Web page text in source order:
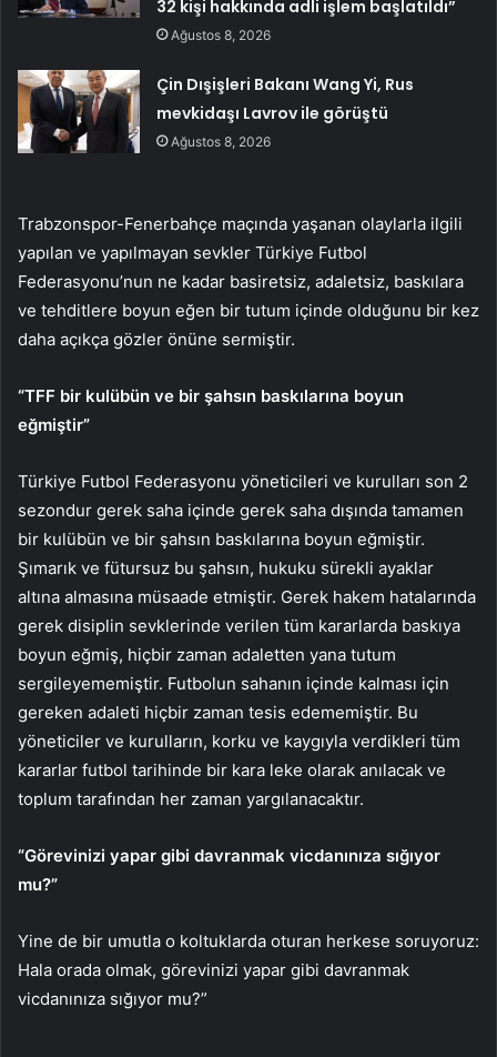
32 kişi hakkında adli işlem başlatıldı”
Ağustos 8, 2026
Çin Dışişleri Bakanı Wang Yi, Rus
mevkidaşı Lavrov ile görüştü
Ağustos 8, 2026
Trabzonspor-Fenerbahçe maçında yaşanan olaylarla ilgili
yapılan ve yapılmayan sevkler Türkiye Futbol
Federasyonu’nun ne kadar basiretsiz, adaletsiz, baskılara
ve tehditlere boyun eğen bir tutum içinde olduğunu bir kez
daha açıkça gözler önüne sermiştir.
“TFF bir kulübün ve bir şahsın baskılarına boyun
eğmiştir”
Türkiye Futbol Federasyonu yöneticileri ve kurulları son 2
sezondur gerek saha içinde gerek saha dışında tamamen
bir kulübün ve bir şahsın baskılarına boyun eğmiştir.
Şımarık ve fütursuz bu şahsın, hukuku sürekli ayaklar
altına almasına müsaade etmiştir. Gerek hakem hatalarında
gerek disiplin sevklerinde verilen tüm kararlarda baskıya
boyun eğmiş, hiçbir zaman adaletten yana tutum
sergileyememiştir. Futbolun sahanın içinde kalması için
gereken adaleti hiçbir zaman tesis edememiştir. Bu
yöneticiler ve kurulların, korku ve kaygıyla verdikleri tüm
kararlar futbol tarihinde bir kara leke olarak anılacak ve
toplum tarafından her zaman yargılanacaktır.
“Görevinizi yapar gibi davranmak vicdanınıza sığıyor
mu?”
Yine de bir umutla o koltuklarda oturan herkese soruyoruz:
Hala orada olmak, görevinizi yapar gibi davranmak
vicdanınıza sığıyor mu?”